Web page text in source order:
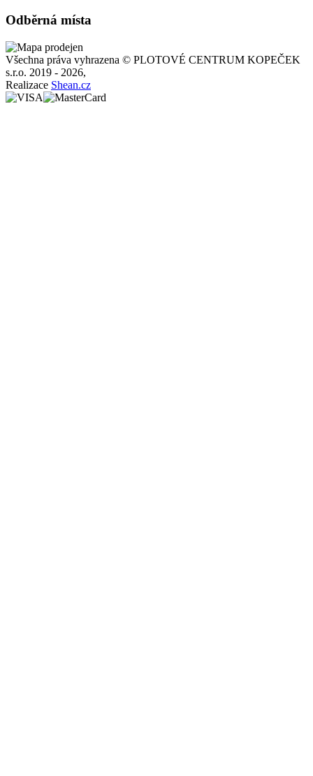
Odběrná místa
Všechna práva vyhrazena © PLOTOVÉ CENTRUM KOPEČEK
s.r.o. 2019 - 2026,
Realizace Shean.cz